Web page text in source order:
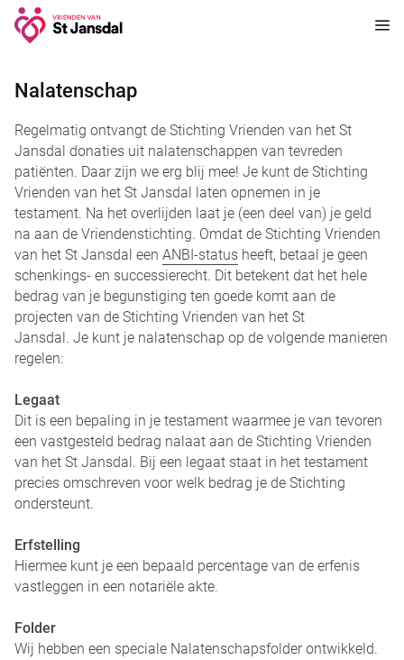
Nalatenschap
Regelmatig ontvangt de Stichting Vrienden van het St
Jansdal donaties uit nalatenschappen van tevreden
patiënten. Daar zijn we erg blij mee! Je kunt de Stichting
Vrienden van het St Jansdal laten opnemen in je
testament. Na het overlijden laat je (een deel van) je geld
na aan de Vriendenstichting. Omdat de Stichting Vrienden
van het St Jansdal een ANBI-status heeft, betaal je geen
schenkings- en successierecht. Dit betekent dat het hele
bedrag van je begunstiging ten goede komt aan de
projecten van de Stichting Vrienden van het St
Jansdal. Je kunt je nalatenschap op de volgende manieren
regelen:
Legaat
Dit is een bepaling in je testament waarmee je van tevoren
een vastgesteld bedrag nalaat aan de Stichting Vrienden
van het St Jansdal. Bij een legaat staat in het testament
precies omschreven voor welk bedrag je de Stichting
ondersteunt.
Erfstelling
Hiermee kunt je een bepaald percentage van de erfenis
vastleggen in een notariële akte.
Folder
Wij hebben een speciale Nalatenschapsfolder ontwikkeld.